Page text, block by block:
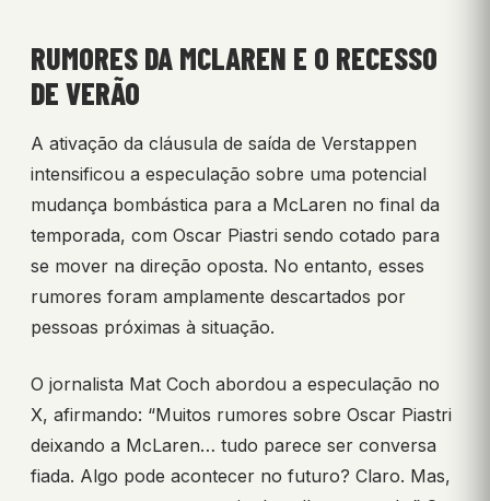
RUMORES DA MCLAREN E O RECESSO
DE VERÃO
A ativação da cláusula de saída de Verstappen
intensificou a especulação sobre uma potencial
mudança bombástica para a McLaren no final da
temporada, com Oscar Piastri sendo cotado para
se mover na direção oposta. No entanto, esses
rumores foram amplamente descartados por
pessoas próximas à situação.
O jornalista Mat Coch abordou a especulação no
X, afirmando: “Muitos rumores sobre Oscar Piastri
deixando a McLaren… tudo parece ser conversa
fiada. Algo pode acontecer no futuro? Claro. Mas,